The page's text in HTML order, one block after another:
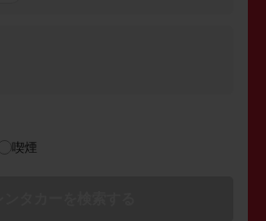
喫煙